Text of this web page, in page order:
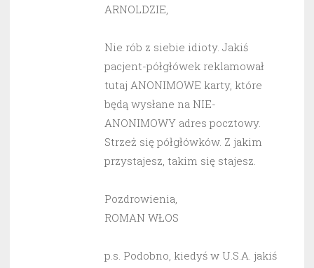
ARNOLDZIE,
Nie rób z siebie idioty. Jakiś
pacjent-półgłówek reklamował
tutaj ANONIMOWE karty, które
będą wysłane na NIE-
ANONIMOWY adres pocztowy.
Strzeż się półgłówków. Z jakim
przystajesz, takim się stajesz.
Pozdrowienia,
ROMAN WŁOS
p.s. Podobno, kiedyś w U.S.A. jakiś